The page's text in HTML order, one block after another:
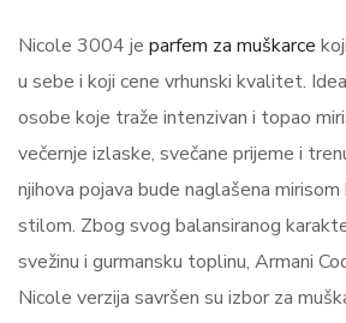
Nicole 3004 je parfem za muškarce
u sebe i koji cene vrhunski kvalitet.
osobe koje traže intenzivan i topao
večernje izlaske, svečane prijeme i
njihova pojava bude naglašena
stilom. Zbog svog balansiranog
svežinu i gurmansku toplinu, Armani
Nicole verzija savršen su izbor za